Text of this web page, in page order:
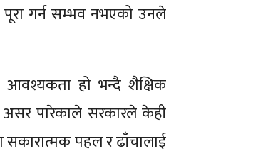
गर्न सम्भव नभएको उनले
आवश्यकता हो भन्दै शैक्षिक
असर पारेकाले सरकारले केही
पहल र ढाँचालाई